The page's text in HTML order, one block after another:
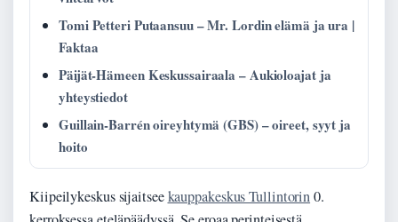
Tomi Petteri Putaansuu – Mr. Lordin elämä ja ura |
Faktaa
Päijät-Hämeen Keskussairaala – Aukioloajat ja
yhteystiedot
Guillain-Barrén oireyhtymä (GBS) – oireet, syyt ja
hoito
Kiipeilykeskus sijaitseekauppakeskus Tullintorin0.